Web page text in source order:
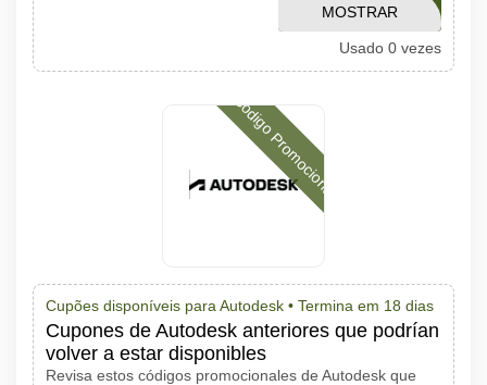
FSNBOGO
MOSTRAR
CÓDIGO
Usado 0 vezes
Código Promocional
Cupões disponíveis para Autodesk • Termina em 18 dias
Cupones de Autodesk anteriores que podrían
volver a estar disponibles
Revisa estos códigos promocionales de Autodesk que